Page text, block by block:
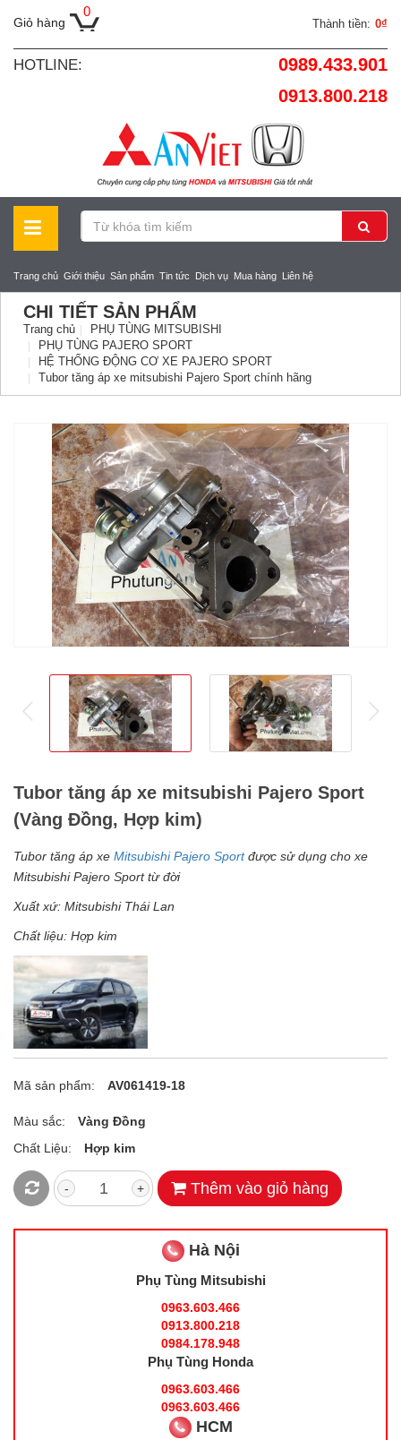
Giỏ hàng
0
Thành tiền: 0₫
HOTLINE:
0989.433.901
0913.800.218
Trang chủ Giới thiệu Sản phẩm Tin tức Dịch vụ Mua hàng Liên hệ
CHI TIẾT SẢN PHẨM
Trang chủ
PHỤ TÙNG MITSUBISHI
PHỤ TÙNG PAJERO SPORT
HỆ THỐNG ĐỘNG CƠ XE PAJERO SPORT
Tubor tăng áp xe mitsubishi Pajero Sport chính hãng
prev
Tubor tăng áp xe mitsubishi Pajero Sport
(Vàng Đồng, Hợp kim)
Tubor tăng áp xe Mitsubishi Pajero Sportđược sử dụng cho xe
Mitsubishi Pajero Sport từ đời
Xuất xứ: Mitsubishi Thái Lan
Chất liệu: Hợp kim
Mã sản phẩm: AV061419-18
Màu sắc:
Vàng Đồng
Chất Liệu:
Hợp kim
- + Thêm vào giỏ hàng
Hà Nội
Phụ Tùng Mitsubishi
0963.603.466
0913.800.218
0984.178.948
Phụ Tùng Honda
0963.603.466
0963.603.466
HCM